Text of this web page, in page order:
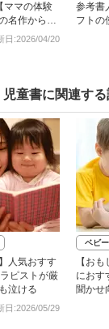
ママの体験
名作から新
日:2026/04/20
参考書
フトの
児童書に関連す
人気おすす
ピストが厳
泣ける
日:2026/05/29
ベビ
【お
におす
聞かせ